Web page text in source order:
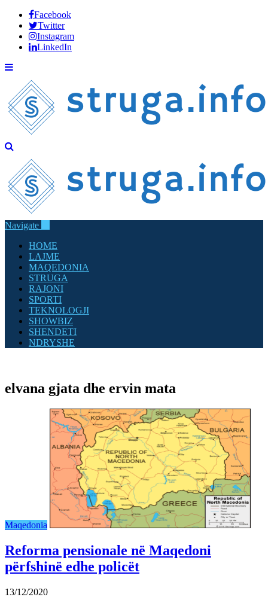
Facebook
Twitter
Instagram
LinkedIn
Navigate
HOME
LAJME
MAQEDONIA
STRUGA
RAJONI
SPORTI
TEKNOLOGJI
SHOWBIZ
SHENDETI
NDRYSHE
elvana gjata dhe ervin mata
Maqedonia
Reforma pensionale në Maqedoni
përfshinë edhe policët
13/12/2020